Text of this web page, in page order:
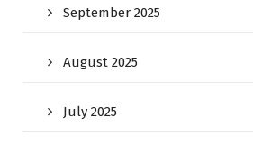
September 2025
August 2025
July 2025